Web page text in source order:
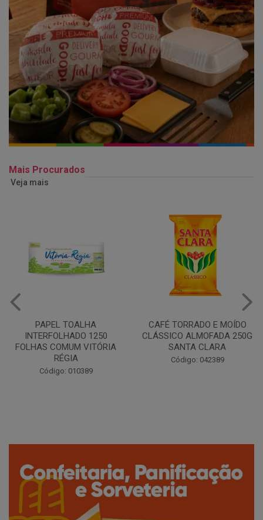
Mais Procurados
Veja mais
CAFÉ TORRADO E MOÍDO
CLÁSSICO ALMOFADA 250G
SANTA CLARA
Código: 042389
Copo Plástico Branco 180ml
Pacote c/100 - Cristalcopo
Código: 031413